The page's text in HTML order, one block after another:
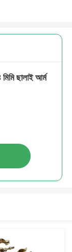
ছালাই আর্ম